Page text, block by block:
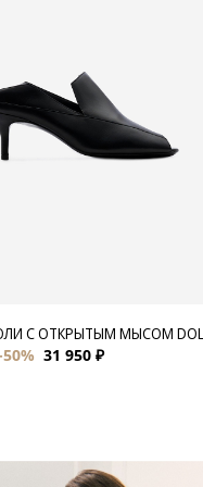
С ОТКРЫТЫМ МЫСОМ
31 950 ₽